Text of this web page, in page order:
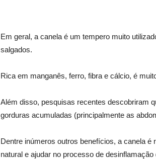
Em geral, a canela é um tempero muito
salgados.
Rica em manganês, ferro, fibra e cálcio, é
Além disso, pesquisas recentes descobriram
gorduras acumuladas (principalmente as
Dentre inúmeros outros benefícios, a canela
natural e ajudar no processo de